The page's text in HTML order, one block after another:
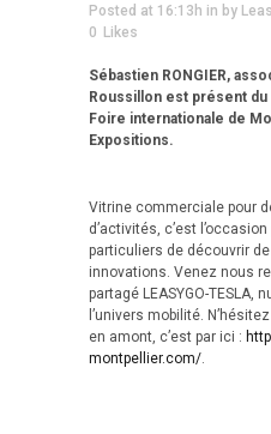
Posted at 16:13h in by
0 Likes
Sébastien RONGIER,
Roussillon est présent du
Foire internationale de
Expositions.
Vitrine commerciale pour
d’activités, c’est
particuliers de découvrir
innovations. Venez nous
partagé LEASYGO-TESLA,
l’univers mobilité.
en amont, c’est par ici :
montpellier.com/.